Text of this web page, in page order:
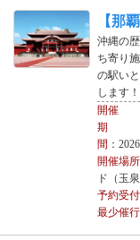
【那
沖縄の
ち寄り
の駅い
します
開催
期
間 ：
開催場所
ド（玉
予約受付
最少催